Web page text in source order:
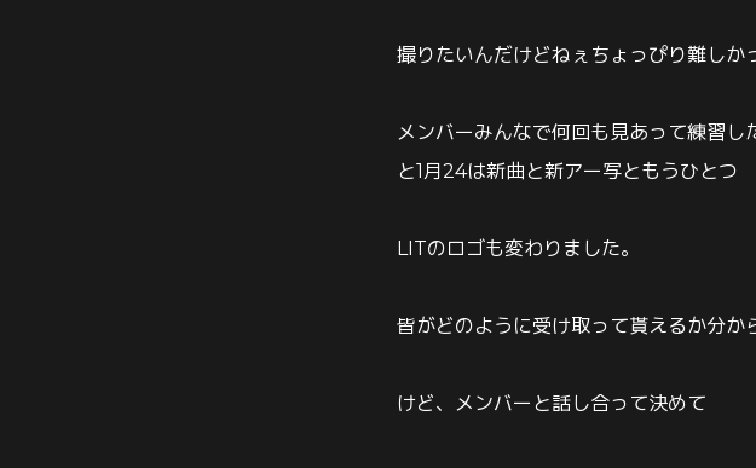
撮りたいんだけどねぇちょっぴり難しか
メンバーみんなで何回も見あって練習し
と1月24は新曲と新アー写ともうひとつ
LITのロゴも変わりました。
皆がどのように受け取って貰えるか分か
けど、メンバーと話し合って決めて